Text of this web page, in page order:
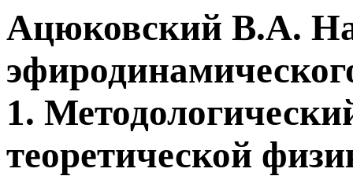
Ацюковский В.А.
1.
теоретической